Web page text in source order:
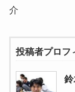
介
投稿者プロフ